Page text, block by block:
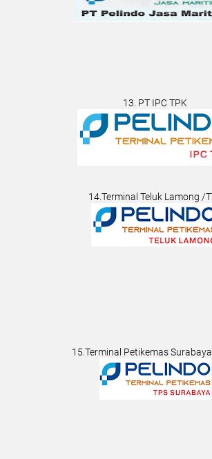
13. PT IPC TPK
14.Terminal Teluk Lamong /
15.Terminal Petikemas